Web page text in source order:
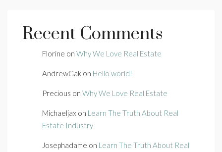
Recent Comments
Florine on Why We Love Real Estate
AndrewGak on Hello world!
Precious on Why We Love Real Estate
Michaeljax on Learn The Truth About Real
Estate Industry
Josephadame on Learn The Truth About Real